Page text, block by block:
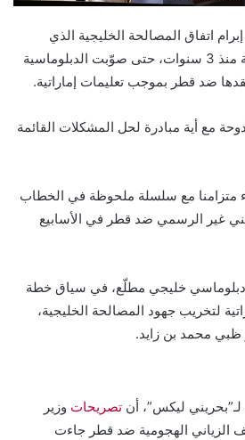
اتفاق المصالحة الخليجية الذي
يُفترض أن ينهي أزمة قائمة منذ 3 سنوات، حتى صوّبت الدبلوماسية
ضد قطر بموجب تعليمات إماراتية.
مع أية مبادرة لحل المشكلات القائمة
متزامنا مع سلسلة ملحوظة في الخطاب
غير الرسمي ضد قطر في الأسابيع
خليجي مطلّع، في سياق خطة
لتخريب جهود المصالحة الخليجية،
ظبي محمد بن زايد.
ليكس”، أن تصريحات وزير
الزياني الهجومية ضد قطر جاءت